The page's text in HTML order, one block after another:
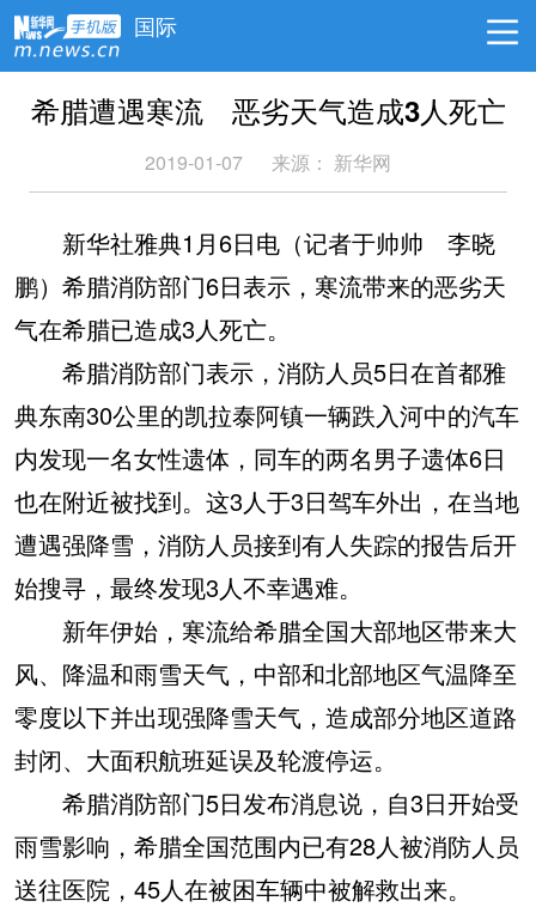
国际
希腊遭遇寒流 恶劣天气造成3人死亡
2019-01-07 来源： 新华网
新华社雅典1月6日电（记者于帅帅 李晓
鹏）希腊消防部门6日表示，寒流带来的恶劣天
气在希腊已造成3人死亡。
希腊消防部门表示，消防人员5日在首都雅
典东南30公里的凯拉泰阿镇一辆跌入河中的汽车
内发现一名女性遗体，同车的两名男子遗体6日
也在附近被找到。这3人于3日驾车外出，在当地
遭遇强降雪，消防人员接到有人失踪的报告后开
始搜寻，最终发现3人不幸遇难。
新年伊始，寒流给希腊全国大部地区带来大
风、降温和雨雪天气，中部和北部地区气温降至
零度以下并出现强降雪天气，造成部分地区道路
封闭、大面积航班延误及轮渡停运。
希腊消防部门5日发布消息说，自3日开始受
雨雪影响，希腊全国范围内已有28人被消防人员
送往医院，45人在被困车辆中被解救出来。